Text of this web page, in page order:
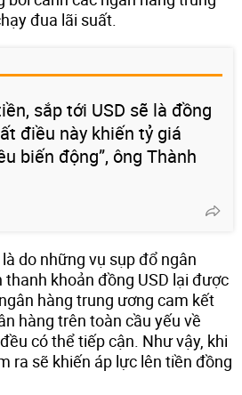
đua lãi suất.
sắp tới USD sẽ là đồng
điều này khiến tỷ giá
biến động”, ông Thành
do những vụ sụp đổ ngân
thanh khoản đồng USD lại được
hàng trung ương cam kết
hàng trên toàn cầu yếu về
có thể tiếp cận. Như vậy, khi
ra sẽ khiến áp lực lên tiền đồng